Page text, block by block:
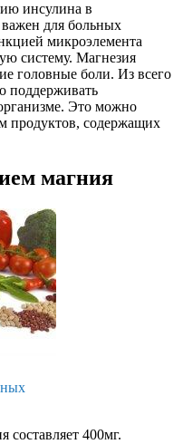
инсулина в
для больных
микроэлемента
систему. Магнезия
головные боли. Из всего
поддерживать
Это можно
продуктов, содержащих
магния
составляет 400мг.